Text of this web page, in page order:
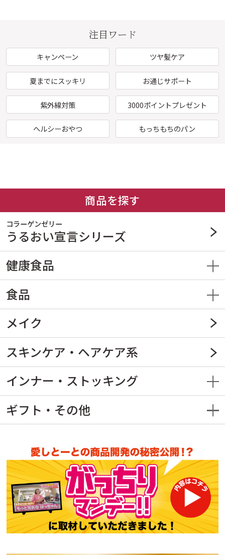
注目ワード
キャンペーン ツヤ髪ケア
夏までにスッキリ お通じサポート
紫外線対策 3000ポイントプレゼント
ヘルシーおやつ もっちもちのパン
商品を探す
コラーゲンゼリー
うるおい宣言シリーズ
健康食品
食品
メイク
スキンケア・ヘアケア系
インナー・ストッキング
ギフト・その他